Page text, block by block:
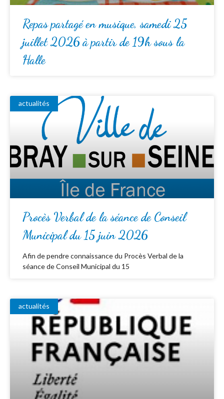
Repas partagé en musique, samedi 25
juillet 2026 à partir de 19h sous la
Halle
actualités
Procès Verbal de la séance de Conseil
Municipal du 15 juin 2026
Afin de pendre connaissance du Procès Verbal de la
séance de Conseil Municipal du 15
actualités